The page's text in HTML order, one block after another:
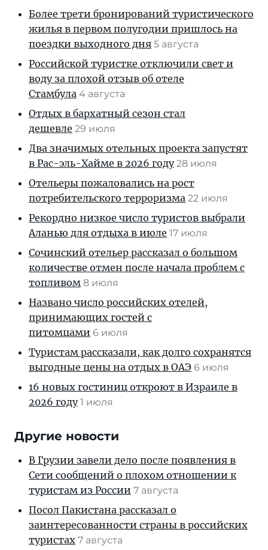
Более трети бронирований туристического
жилья в первом полугодии пришлось на
поездки выходного дня 5 августа
Российской туристке отключили свет и
воду за плохой отзыв об отеле
Стамбула 4 августа
Отдых в бархатный сезон стал
дешевле 29 июля
Два значимых отельных проекта запустят
в Рас-эль-Хайме в 2026 году 28 июля
Отельеры пожаловались на рост
потребительского терроризма 22 июля
Рекордно низкое число туристов выбрали
Аланью для отдыха в июле 17 июля
Сочинский отельер рассказал о большом
количестве отмен после начала проблем с
топливом 8 июля
Названо число российских отелей,
принимающих гостей с
питомцами 6 июля
Туристам рассказали, как долго сохранятся
выгодные цены на отдых в ОАЭ 6 июля
16 новых гостиниц откроют в Израиле в
2026 году 1 июля
Другие новости
В Грузии завели дело после появления в
Сети сообщений о плохом отношении к
туристам из России 7 августа
Посол Пакистана рассказал о
заинтересованности страны в российских
туристах 7 августа